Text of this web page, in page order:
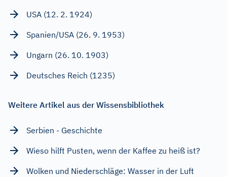
USA (12. 2. 1924)
Spanien/USA (26. 9. 1953)
Ungarn (26. 10. 1903)
Deutsches Reich (1235)
Weitere Artikel aus der Wissensbibliothek
Serbien - Geschichte
Wieso hilft Pusten, wenn der Kaffee zu heiß ist?
Wolken und Niederschläge: Wasser in der Luft